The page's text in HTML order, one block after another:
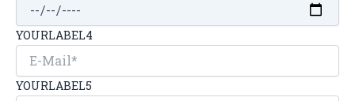
YOURLABEL4
YOURLABEL5